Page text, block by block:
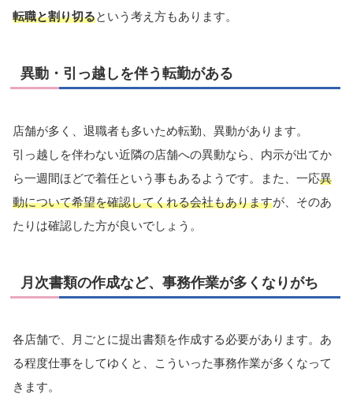
転職と割り切るという考え方もあります。
異動・引っ越しを伴う転勤がある
店舗が多く、退職者も多いため転勤、異動があります。
引っ越しを伴わない近隣の店舗への異動なら、内示が出てか
ら一週間ほどで着任という事もあるようです。また、一応異
動について希望を確認してくれる会社もありますが、そのあ
たりは確認した方が良いでしょう。
月次書類の作成など、事務作業が多くなりがち
各店舗で、月ごとに提出書類を作成する必要があります。あ
る程度仕事をしてゆくと、こういった事務作業が多くなって
きます。